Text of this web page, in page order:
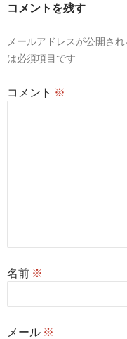
ョ
コメントを残す
メールアドレスが公開され
は必須項目です
コメント ※
名前 ※
メール ※